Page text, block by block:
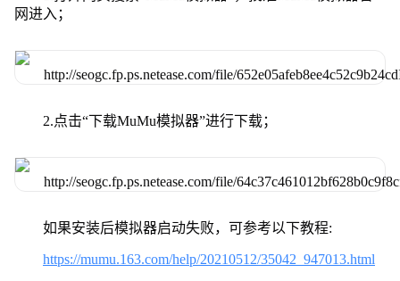
网进入；
2.点击“下载MuMu模拟器”进行下载；
如果安装后模拟器启动失败，可参考以下教程:
https://mumu.163.com/help/20210512/35042_947013.html